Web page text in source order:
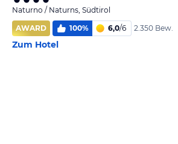
Naturno / Naturns, Südtirol
AWARD
100% 6,0/6 2.350 Bew.
Zum Hotel